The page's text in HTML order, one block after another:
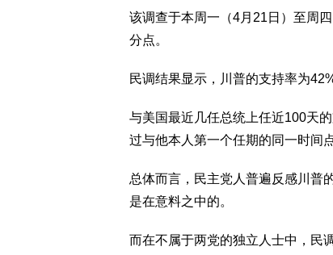
该调查于本周一（4月21日）至周
分点。
民调结果显示，川普的支持率为
与美国最近几任总统上任近100天
过与他本人第一个任期的同一时间
总体而言，民主党人普遍反感川
是在意料之中的。
而在不属于两党的独立人士中，民